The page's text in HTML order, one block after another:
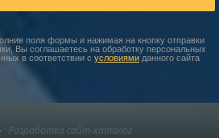
поля формы и нажимая на кнопку отправки
Вы соглашаетесь на обработку персональных
в соответствии с условиями данного сайта
Разработка сайт-каталог